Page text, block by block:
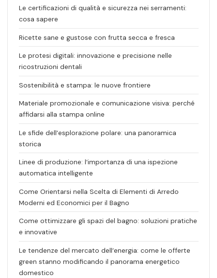
Le certificazioni di qualità e sicurezza nei serramenti:
cosa sapere
Ricette sane e gustose con frutta secca e fresca
Le protesi digitali: innovazione e precisione nelle
ricostruzioni dentali
Sostenibilità e stampa: le nuove frontiere
Materiale promozionale e comunicazione visiva: perché
affidarsi alla stampa online
Le sfide dell’esplorazione polare: una panoramica
storica
Linee di produzione: l’importanza di una ispezione
automatica intelligente
Come Orientarsi nella Scelta di Elementi di Arredo
Moderni ed Economici per il Bagno
Come ottimizzare gli spazi del bagno: soluzioni pratiche
e innovative
Le tendenze del mercato dell’energia: come le offerte
green stanno modificando il panorama energetico
domestico